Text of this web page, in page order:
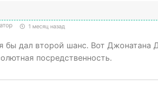
1 месяц назад
бы дал второй шанс. Вот Джонатана
посредственность.